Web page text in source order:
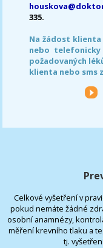
335.
Na žádost
nebo telefonicky
požadovaných
klienta nebo sms
Celkové vyšetření v
pokud nemáte žádné
osobní anamnézy,
měření krevního tlaku a
tj.